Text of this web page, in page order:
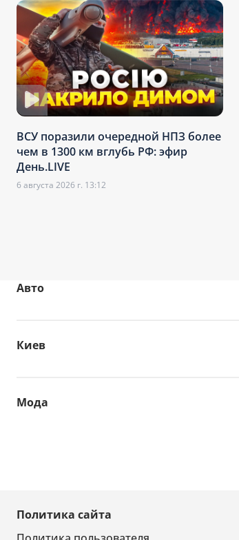
ВСУ поразили очередной НПЗ более
чем в 1300 км вглубь РФ: эфир
День.LIVE
6 августа 2026 г. 13:12
Авто
Киев
Мода
Политика сайта